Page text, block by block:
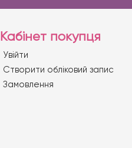
Кабінет покупця
Увійти
Створити обліковий запис
Замовлення